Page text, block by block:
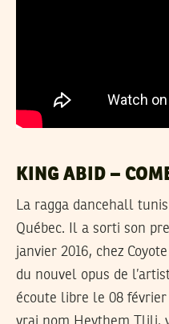
KING ABID –
La ragga dancehall
Québec. Il a sorti son
janvier 2016, chez
du nouvel opus de
écoute libre le 08 février